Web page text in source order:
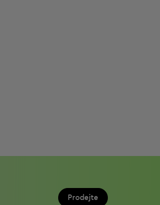
Prodejte